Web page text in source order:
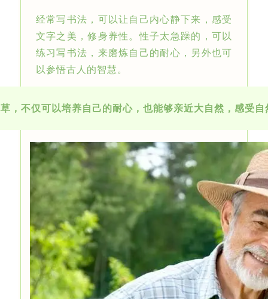
经常写书法，可以让自己内心静下来，感受
文字之美，修身养性。性子太急躁的，可以
练习写书法，来磨炼自己的耐心，另外也可
以参悟古人的智慧。
，不仅可以培养自己的耐心，也能够亲近大自然，感受